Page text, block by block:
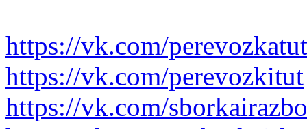
https://vk.com/perevozkatut
https://vk.com/perevozkitut
https://vk.com/